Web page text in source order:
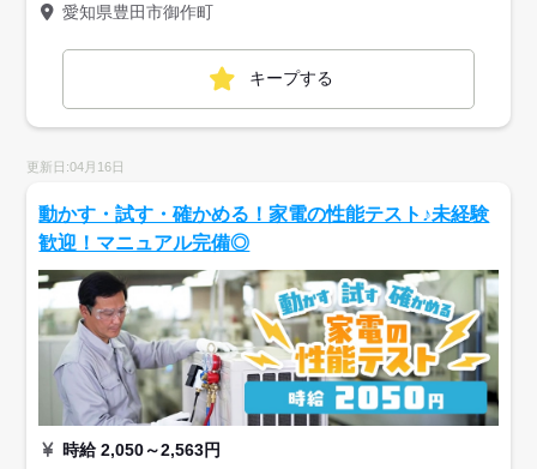
愛知県豊田市御作町
キープする
更新日:04月16日
動かす・試す・確かめる！家電の性能テスト♪未経験
歓迎！マニュアル完備◎
時給 2,050～2,563円